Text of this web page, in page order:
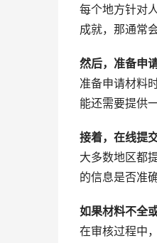
每个地方针对
成就，那通常
然后，准备申
准备申请材料
能还需要提供
接着，在线提
大多数地区都
的信息是否准
如果材料不全
在审核过程中